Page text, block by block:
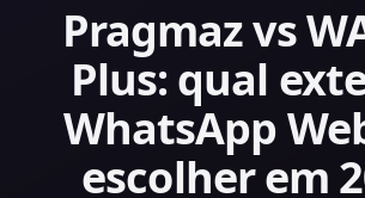
Pragmaz vs
Plus: qual
WhatsApp
escolher em